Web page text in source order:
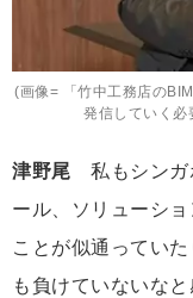
(画像= 「竹中工務店の
発信していく必
津野尾 私もシンガ
ール、ソリューシ
ことが似通ってい
も負けていないな